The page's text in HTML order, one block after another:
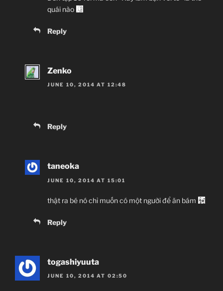
quái nào
Reply
Zenko
JUNE 10, 2014 AT 12:48
Reply
taneoka
JUNE 10, 2014 AT 15:01
thật ra bé nó chỉ muốn có một người để ăn bám
Reply
togashiyuuta
JUNE 10, 2014 AT 02:50